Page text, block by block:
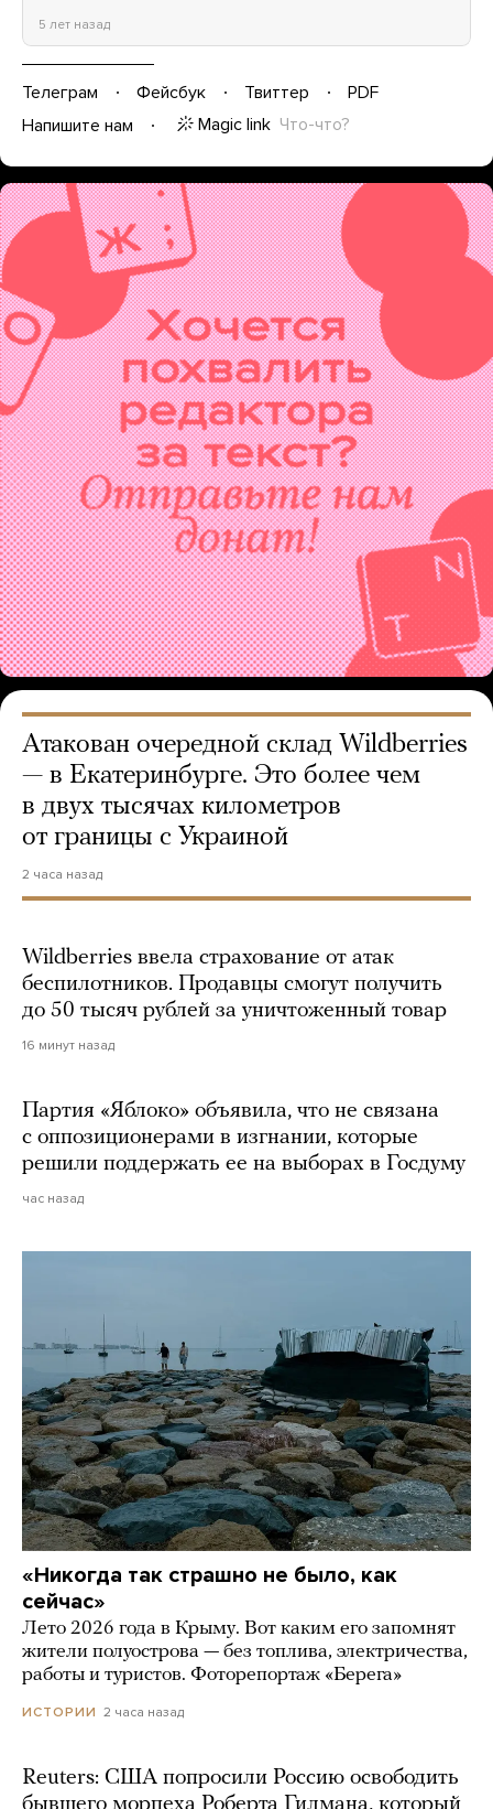
5 лет назад
Телеграм Фейсбук Твиттер
PDF
Напишите нам
Magic link Что-что?
Атакован очередной склад Wildberries
— в Екатеринбурге. Это более чем
в двух тысячах километров
от границы с Украиной
2 часа назад
Wildberries ввела страхование от атак
беспилотников. Продавцы смогут получить
до 50 тысяч рублей за уничтоженный товар
16 минут назад
Партия «Яблоко» объявила, что не связана
с оппозиционерами в изгнании, которые
решили поддержать ее на выборах в Госдуму
час назад
«Никогда так страшно не было, как
сейчас»
Лето 2026 года в Крыму. Вот каким его запомнят
жители полуострова — без топлива, электричества,
работы и туристов. Фоторепортаж «Берега»
ИСТОРИИ 2 часа назад
Reuters: США попросили Россию освободить